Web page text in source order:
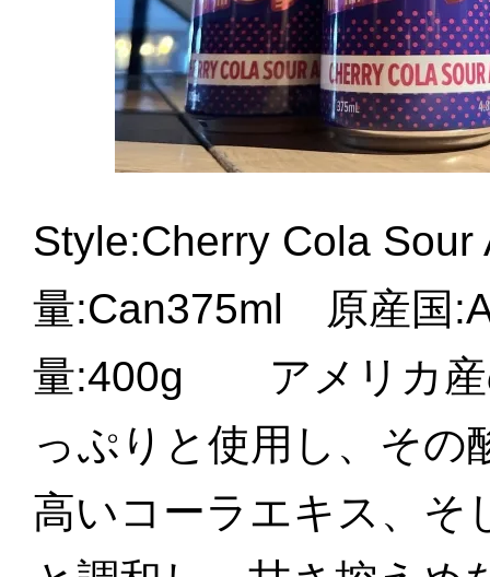
Style:Cherry Cola
量:Can375ml 原産国
量:400g アメリカ産
っぷりと使用し、その
高いコーラエキス、そ